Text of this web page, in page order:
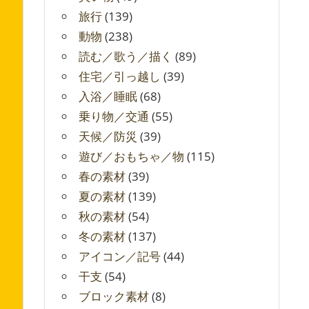
旅行(139)
動物 (238)
読む／歌う／描く (89)
住宅／引っ越し (39)
入浴／睡眠(68)
乗り物／交通 (55)
天候／防災 (39)
遊び／おもちゃ／物 (115)
春の素材(39)
夏の素材(139)
秋の素材(54)
冬の素材(137)
アイコン／記号(44)
干支 (54)
ブロック素材(8)